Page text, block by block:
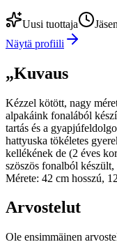
Uusi tuottaja
Näytä profiili
„Kuvaus
Kézzel kötött, nagy
alpakáink fonalából
tartás és a
hattyuska tökéletes
kellékének de (2 éves
szöszös fonalból
Mérete: 42 cm hosszú,
Arvostelut
Ole ensimmäinen